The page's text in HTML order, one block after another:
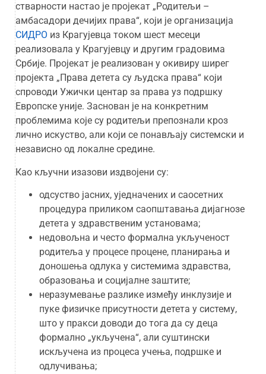
стварности настао је пројекат „Родитељи –
амбасадори дечијих права“, који је организација
СИДРО из Крагујевца током шест месеци
реализовала у Крагујевцу и другим градовима
Србије. Пројекат је реализован у окивиру ширег
пројекта „Права детета су људска права“ који
спроводи Ужички центар за права уз подршку
Европске уније. Заснован је на конкретним
проблемима које су родитељи препознали кроз
лично искуство, али који се понављају системски и
независно од локалне средине.
Као кључни изазови издвојени су:
одсуство јасних, уједначених и саосетних
процедура приликом саопштавања дијагнозе
детета у здравственим установама;
недовољна и често формална укљученост
родитеља у процесе процене, планирања и
доношења одлука у системима здравства,
образовања и социјалне заштите;
неразумевање разлике између инклузије и
пуке физичке присутности детета у систему,
што у пракси доводи до тога да су деца
формално „укључена“, али суштински
искључена из процеса учења, подршке и
одлучивања;